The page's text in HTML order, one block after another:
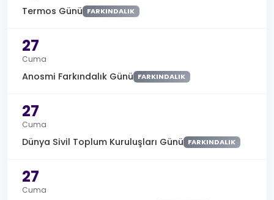
Termos Günü FARKINDALIK
27
Cuma
Anosmi Farkındalık Günü FARKINDALIK
27
Cuma
Dünya Sivil Toplum Kuruluşları Günü FARKINDALIK
27
Cuma